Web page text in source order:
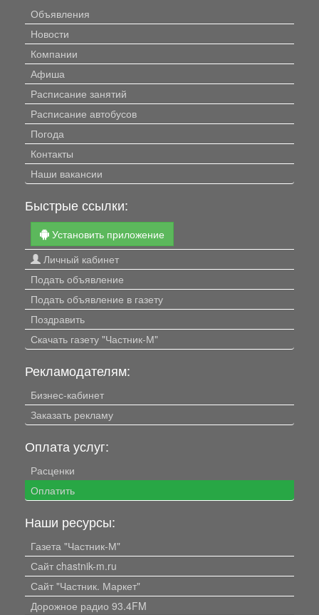
Объявления
Новости
Компании
Афиша
Расписание занятий
Расписание автобусов
Погода
Контакты
Наши вакансии
Быстрые ссылки:
Установить приложение
Личный кабинет
Подать объявление
Подать объявление в газету
Поздравить
Скачать газету "Частник-М"
Рекламодателям:
Бизнес-кабинет
Заказать рекламу
Оплата услуг:
Расценки
Оплатить
Наши ресурсы:
Газета "Частник-М"
Сайт chastnik-m.ru
Сайт "Частник. Маркет"
Дорожное радио 93.4FM